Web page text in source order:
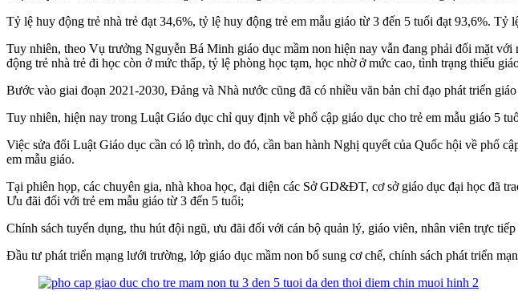
Tỷ lệ huy động trẻ nhà trẻ đạt 34,6%, tỷ lệ huy động trẻ em mẫu giáo từ 3 đến 5 tuổi đạt 93,6%.
Tuy nhiên, theo Vụ trưởng Nguyễn Bá Minh giáo dục mầm non hiện nay vẫn đang phải đối mặt
động trẻ nhà trẻ đi học còn ở mức thấp, tỷ lệ phòng học tạm, học nhờ ở mức cao, tình trạng thiếu
Bước vào giai đoạn 2021-2030, Đảng và Nhà nước cũng đã có nhiều văn bản chỉ đạo phát triển
Tuy nhiên, hiện nay trong Luật Giáo dục chỉ quy định về phổ cập giáo dục cho trẻ em mẫu giáo 5
Việc sửa đổi Luật Giáo dục cần có lộ trình, do đó, cần ban hành Nghị quyết của Quốc hội về phổ
em mẫu giáo.
Tại phiên họp, các chuyên gia, nhà khoa học, đại diện các Sở GD&ĐT, cơ sở giáo dục đại học đã
Ưu đãi đối với trẻ em mẫu giáo từ 3 đến 5 tuổi;
Chính sách tuyển dụng, thu hút đội ngũ, ưu đãi đối với cán bộ quản lý, giáo viên, nhân viên trực
Đầu tư phát triển mạng lưới trường, lớp giáo dục mầm non bổ sung cơ chế, chính sách phát triển